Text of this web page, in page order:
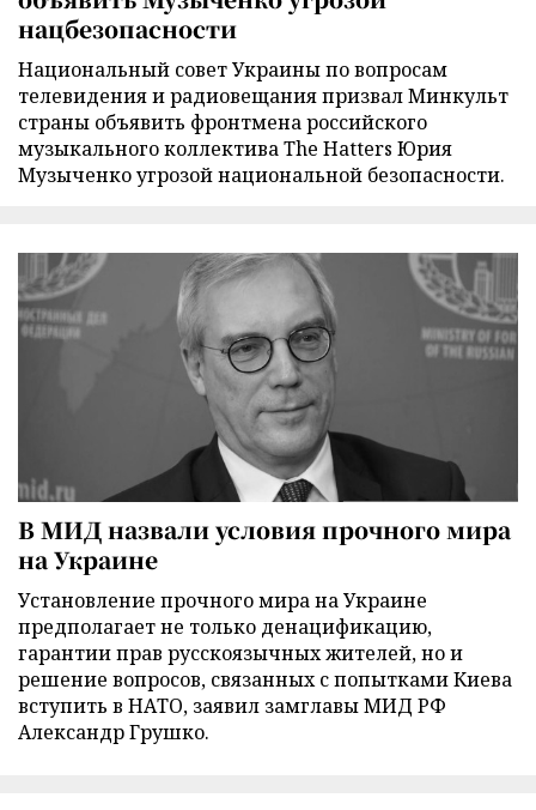
нацбезопасности
Национальный совет Украины по вопросам
телевидения и радиовещания призвал Минкульт
страны объявить фронтмена российского
музыкального коллектива The Hatters Юрия
Музыченко угрозой национальной безопасности.
В МИД назвали условия прочного мира
на Украине
Установление прочного мира на Украине
предполагает не только денацификацию,
гарантии прав русскоязычных жителей, но и
решение вопросов, связанных с попытками Киева
вступить в НАТО, заявил замглавы МИД РФ
Александр Грушко.